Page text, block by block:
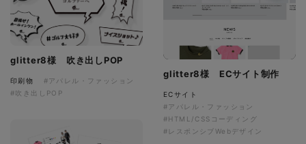
glitter8様 ECサイト制作
ECサイト
#アパレル・ファッション
#HTML/CSSコーディング
#レスポンシブWebデザイン
glitter8様 吹き出しPOP
印刷物
#アパレル・ファッション
#吹き出しPOP